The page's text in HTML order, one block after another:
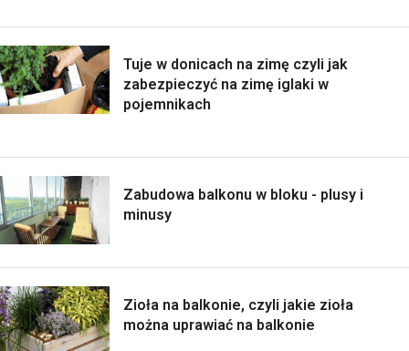
Tuje w donicach na zimę czyli jak
zabezpieczyć na zimę iglaki w
pojemnikach
Zabudowa balkonu w bloku - plusy i
minusy
Zioła na balkonie, czyli jakie zioła
można uprawiać na balkonie